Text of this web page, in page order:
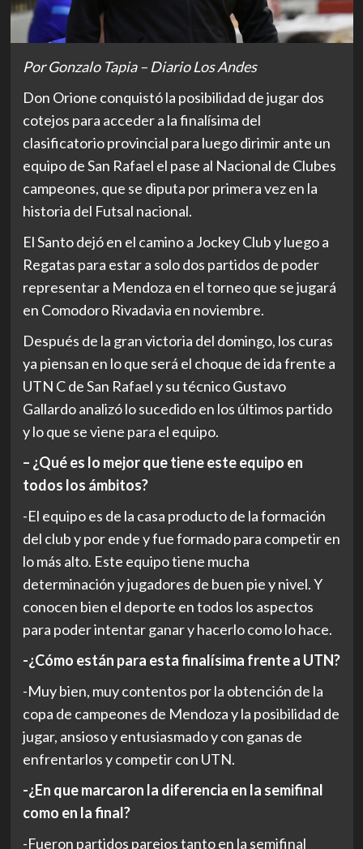
Por Gonzalo Tapia – Diario Los Andes
Don Orione conquistó la posibilidad de jugar dos
cotejos para acceder a la finalísima del
clasificatorio provincial para luego dirimir ante un
equipo de San Rafael el pase al Nacional de Clubes
campeones, que se diputa por primera vez en la
historia del Futsal nacional.
El Santo dejó en el camino a Jockey Club y luego a
Regatas para estar a solo dos partidos de poder
representar a Mendoza en el torneo que se jugará
en Comodoro Rivadavia en noviembre.
Después de la gran victoria del domingo, los curas
ya piensan en lo que será el choque de ida frente a
UTN C de San Rafael y su técnico Gustavo
Gallardo analizó lo sucedido en los últimos partido
y lo que se viene para el equipo.
– ¿Qué es lo mejor que tiene este equipo en
todos los ámbitos?
-El equipo es de la casa producto de la formación
del club y por ende y fue formado para competir en
lo más alto. Este equipo tiene mucha
determinación y jugadores de buen pie y nivel. Y
conocen bien el deporte en todos los aspectos
para poder intentar ganar y hacerlo como lo hace.
-¿Cómo están para esta finalísima frente a UTN?
-Muy bien, muy contentos por la obtención de la
copa de campeones de Mendoza y la posibilidad de
jugar, ansioso y entusiasmado y con ganas de
enfrentarlos y competir con UTN.
-¿En que marcaron la diferencia en la semifinal
como en la final?
-Fueron partidos parejos tanto en la semifinal